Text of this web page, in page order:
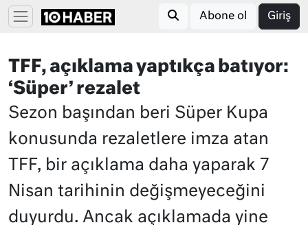
Abone ol Giriş
TFF, açıklama yaptıkça batıyor:
‘Süper’ rezalet
Sezon başından beri Süper Kupa
konusunda rezaletlere imza atan
TFF, bir açıklama daha yaparak 7
Nisan tarihinin değişmeyeceğini
duyurdu. Ancak açıklamada yine